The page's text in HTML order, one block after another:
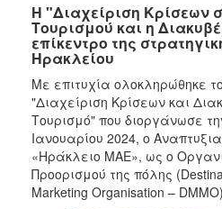
2022
2021
2020
2019
2018
2017
2016
2015
Η "Διαχείριση Κρίσεων
Τουρισμού και η
επίκεντρο της
Ηρακλείου
Με επιτυχία ολοκληρώθηκε
"Διαχείριση Κρίσεων και
Τουρισμό" που διοργάνωσε
Ιανουαρίου 2024, ο
«Ηράκλειο ΜΑΕ», ως ο
Προορισμού της πόλης
Marketing Organisation –